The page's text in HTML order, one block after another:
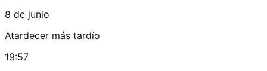
8 de junio
Atardecer más tardío
19:57